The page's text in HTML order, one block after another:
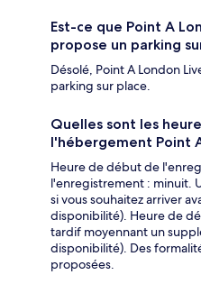
Est-ce que Point A
propose un parking
Désolé, Point A London
parking sur place.
Quelles sont les
l'hébergement Point
Heure de début de
l'enregistrement : minuit.
si vous souhaitez arriver
disponibilité). Heure de
tardif moyennant un
disponibilité). Des
proposées.